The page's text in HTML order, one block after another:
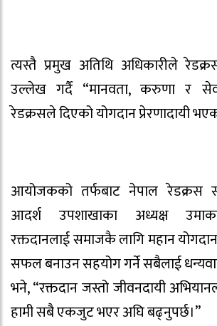
त्यस्तै प्रमुख अतिथि अधिकारीले
उल्लेख गर्दै “मानवता, करुणा र
रेडक्रसले दिएको योगदान प्रेरणादायी
आयोजकको तर्फबाट नेपाल रेडक्रस
आदर्श उपशाखाका अध्यक्ष
रक्तदानलाई समाजकै लागि महान
सफल बनाउन सहयोग गर्ने सबैलाई
भने, “रक्तदान जस्तो जीवनदायी
हामी सबै एकजुट भएर अघि बढ्नुपर्छ।”